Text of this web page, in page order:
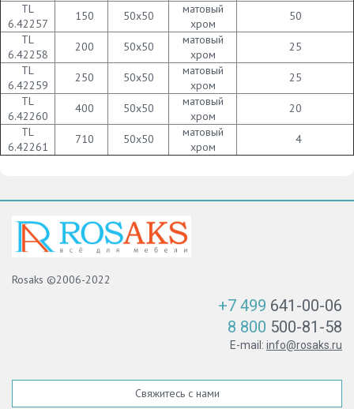
TL
6.42257
150 50х50
матовый
хром
50
TL
6.42258
200 50х50
матовый
хром
25
TL
6.42259
250 50х50
матовый
хром
25
TL
6.42260
400 50х50
матовый
хром
20
TL
6.42261
710 50х50
матовый
хром
4
Rosaks ©2006-2022
+7 499 641-00-06
8 800 500-81-58
E-mail: info@rosaks.ru
Свяжитесь с нами